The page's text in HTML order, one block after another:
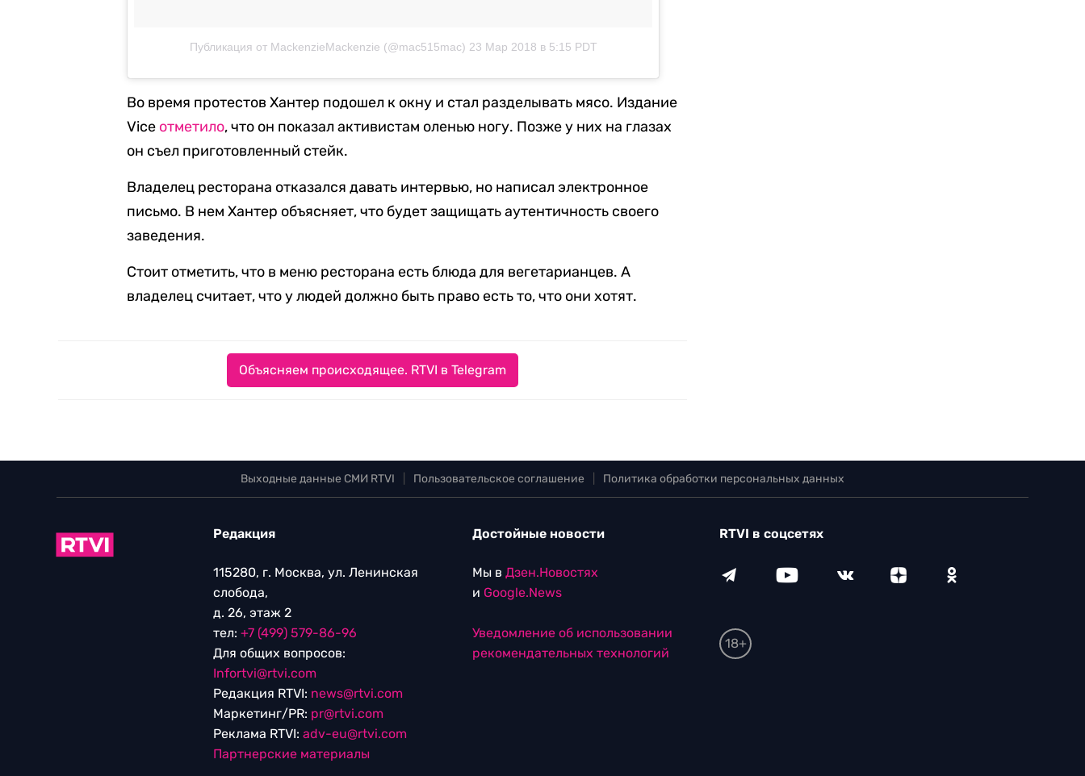
Публикация от MackenzieMackenzie (@mac515mac) 23 Мар 2018 в 5:15 PDT
Во время протестов Хантер подошел к окну и стал разделывать мясо. Издание
Vice отметило, что он показал активистам оленью ногу. Позже у них на глазах
он съел приготовленный стейк.
Владелец ресторана отказался давать интервью, но написал электронное
письмо. В нем Хантер объясняет, что будет защищать аутентичность своего
заведения.
Стоит отметить, что в меню ресторана есть блюда для вегетарианцев. А
владелец считает, что у людей должно быть право есть то, что они хотят.
Объясняем происходящее. RTVI в Telegram
Выходные данные СМИ RTVI Пользовательское соглашение Политика обработки персональных данных
Редакция
115280, г. Москва, ул. Ленинская
слобода,
д. 26, этаж 2
тел: +7 (499) 579-86-96
Для общих вопросов:
Infortvi@rtvi.com
Редакция RTVI: news@rtvi.com
Маркетинг/PR: pr@rtvi.com
Реклама RTVI: adv-eu@rtvi.com
Партнерские материалы
Достойные новости
Мы в Дзен.Новостях
и Google.News
Уведомление об использовании
рекомендательных технологий
RTVI в соцсетях
18+